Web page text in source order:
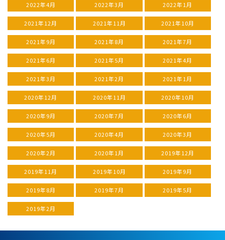
2022年4月 2022年3月 2022年1月
2021年12月 2021年11月 2021年10月
2021年9月 2021年8月 2021年7月
2021年6月 2021年5月 2021年4月
2021年3月 2021年2月 2021年1月
2020年12月 2020年11月 2020年10月
2020年9月 2020年7月 2020年6月
2020年5月 2020年4月 2020年3月
2020年2月 2020年1月 2019年12月
2019年11月 2019年10月 2019年9月
2019年8月 2019年7月 2019年5月
2019年2月